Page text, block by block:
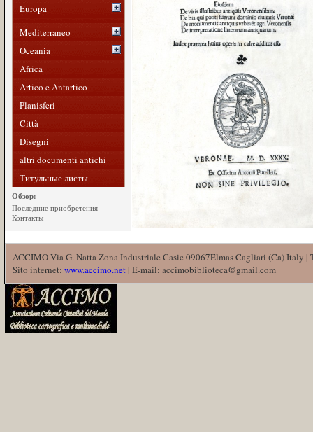
Europa
Mediterraneo
Oceania
Africa
Artico e Antartico
Planisferi
Città
Disegni
altri documenti antichi
Титульные листы
Обзор:
Последние приобретения
Контакты
ACCIMO Via G. Natta Zona Industriale Casic 09067Elmas Cagliari (Ca) Italy
Sito internet: www.accimo.net| E-mail: accimobiblioteca@gmail.com